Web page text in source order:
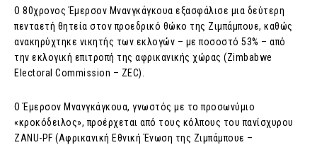
Ο 80χρονος Έμερσον Μνανγκάγκουα εξασφάλισε μια δεύτερη
πενταετή θητεία στον προεδρικό θώκο της Ζιμπάμπουε, καθώς
ανακηρύχτηκε νικητής των εκλογών – με ποσοστό 53% – από
την εκλογική επιτροπή της αφρικανικής χώρας (Zimbabwe
Electoral Commission – ZEC).
Ο Έμερσον Μνανγκάγκουα, γνωστός με το προσωνύμιο
«κροκόδειλος», προέρχεται από τους κόλπους του πανίσχυρου
ZANU-PF (Αφρικανική Εθνική Ένωση της Ζιμπάμπουε –